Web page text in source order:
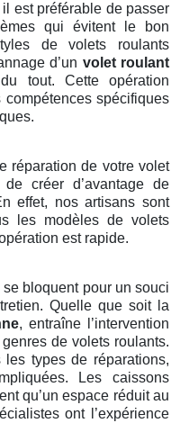
est préférable de passer
qui évitent le bon
de volets roulants
d’un volet roulant
tout. Cette opération
spécifiques
réparation de votre volet
créer d’avantage de
effet, nos artisans sont
les modèles de volets
est rapide.
bloquent pour un souci
Quelle que soit la
, entraîne l’intervention
de volets roulants.
les types de réparations,
Les caissons
qu’un espace réduit au
ont l’expérience